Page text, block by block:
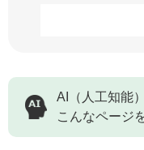
AI（人工知能
こんなページ